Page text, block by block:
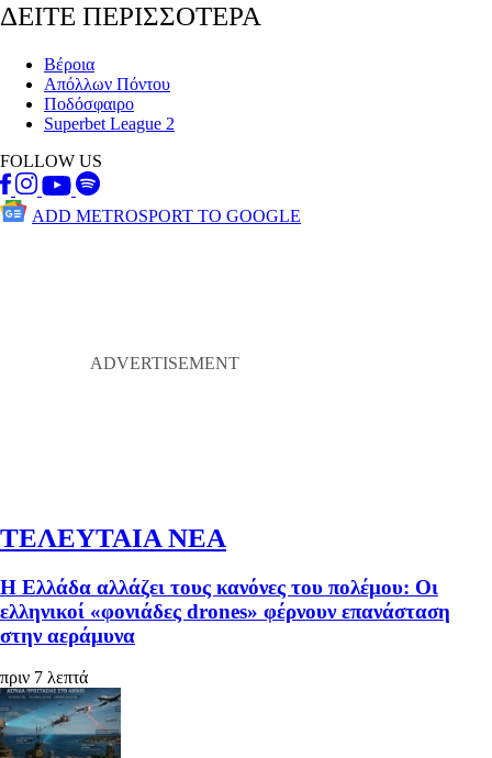
ΔΕΙΤΕ ΠΕΡΙΣΣΟΤΕΡΑ
Βέροια
Απόλλων Πόντου
Ποδόσφαιρο
Superbet League 2
FOLLOW US
ADD METROSPORT TO GOOGLE
ΤΕΛΕΥΤΑΙΑ ΝΕΑ
Η Ελλάδα αλλάζει τους κανόνες του πολέμου: Οι
ελληνικοί «φονιάδες drones» φέρνουν επανάσταση
στην αεράμυνα
πριν 7 λεπτά